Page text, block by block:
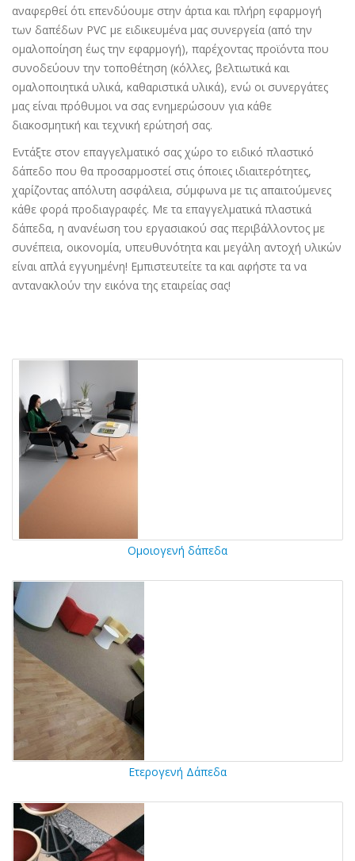
αναφερθεί ότι επενδύουμε στην άρτια και πλήρη εφαρμογή
των δαπέδων PVC με ειδικευμένα μας συνεργεία (από την
ομαλοποίηση έως την εφαρμογή), παρέχοντας προϊόντα που
συνοδεύουν την τοποθέτηση (κόλλες, βελτιωτικά και
ομαλοποιητικά υλικά, καθαριστικά υλικά), ενώ οι συνεργάτες
μας είναι πρόθυμοι να σας ενημερώσουν για κάθε
διακοσμητική και τεχνική ερώτησή σας.
Εντάξτε στον επαγγελματικό σας χώρο το ειδικό πλαστικό
δάπεδο που θα προσαρμοστεί στις όποιες ιδιαιτερότητες,
χαρίζοντας απόλυτη ασφάλεια, σύμφωνα με τις απαιτούμενες
κάθε φορά προδιαγραφές. Με τα επαγγελματικά πλαστικά
δάπεδα, η ανανέωση του εργασιακού σας περιβάλλοντος με
συνέπεια, οικονομία, υπευθυνότητα και μεγάλη αντοχή υλικών
είναι απλά εγγυημένη! Εμπιστευτείτε τα και αφήστε τα να
αντανακλούν την εικόνα της εταιρείας σας!
Ομοιογενή δάπεδα
Ετερογενή Δάπεδα